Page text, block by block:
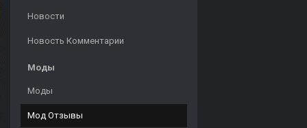
Новости
Новость Комментарии
Моды
Моды
Мод Отзывы